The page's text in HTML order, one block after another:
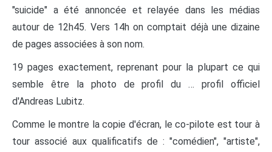
"suicide" a été annoncée et relayée dans les médias
autour de 12h45. Vers 14h on comptait déjà une dizaine
de pages associées à son nom.
19 pages exactement, reprenant pour la plupart ce qui
semble être la photo de profil du … profil officiel
d'Andreas Lubitz.
Comme le montre la copie d'écran, le co-pilote est tour à
tour associé aux qualificatifs de : "comédien", "artiste",